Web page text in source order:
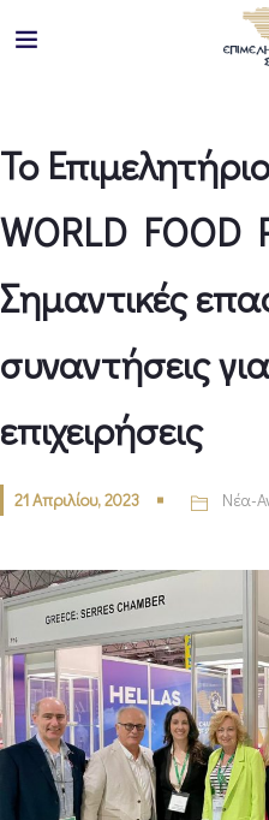
Το
WORLD FOOD
Σημαντικές
συναντήσεις
επιχειρήσεις
21 Απριλίου, 2023 Νέα-